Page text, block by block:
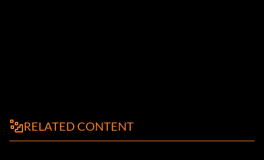
RELATED CONTENT